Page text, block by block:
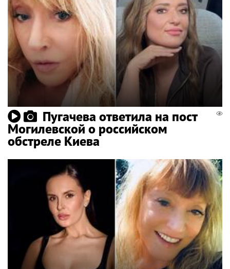
Пугачева ответила на пост
Могилевской о российском
обстреле Киева